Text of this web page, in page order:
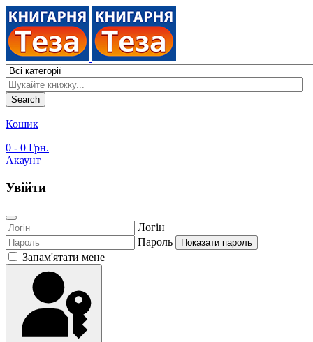
Search
Кошик
0 - 0 Грн.
Акаунт
Увійти
Логін
Пароль
Показати пароль
Запам'ятати мене